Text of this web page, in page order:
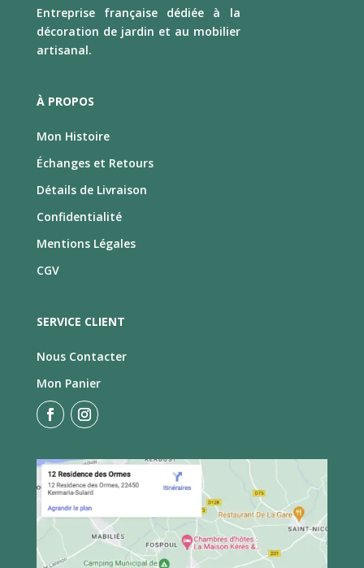
Entreprise française dédiée à la
décoration de jardin et au mobilier
artisanal.
À PROPOS
Mon Histoire
Échanges et Retours
Détails de Livraison
Confidentialité
Mentions Légales
CGV
SERVICE CLIENT
Nous Contacter
Mon Panier